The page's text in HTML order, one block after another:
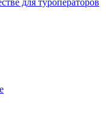
для туроператоров